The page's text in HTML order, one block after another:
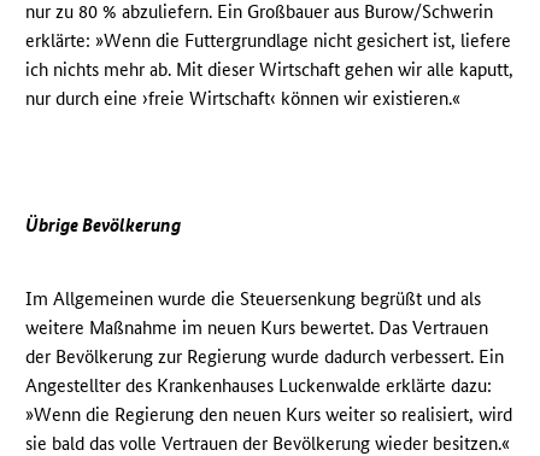
nur zu 80 % abzuliefern. Ein Großbauer aus Burow/Schwerin
erklärte: »Wenn die Futtergrundlage nicht gesichert ist, liefere
ich nichts mehr ab. Mit dieser Wirtschaft gehen wir alle kaputt,
nur durch eine ›freie Wirtschaft‹ können wir existieren.«
Übrige Bevölkerung
Im Allgemeinen wurde die Steuersenkung begrüßt und als
weitere Maßnahme im neuen Kurs bewertet. Das Vertrauen
der Bevölkerung zur Regierung wurde dadurch verbessert. Ein
Angestellter des Krankenhauses Luckenwalde erklärte dazu:
»Wenn die Regierung den neuen Kurs weiter so realisiert, wird
sie bald das volle Vertrauen der Bevölkerung wieder besitzen.«